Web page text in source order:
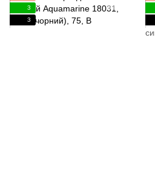
3
3